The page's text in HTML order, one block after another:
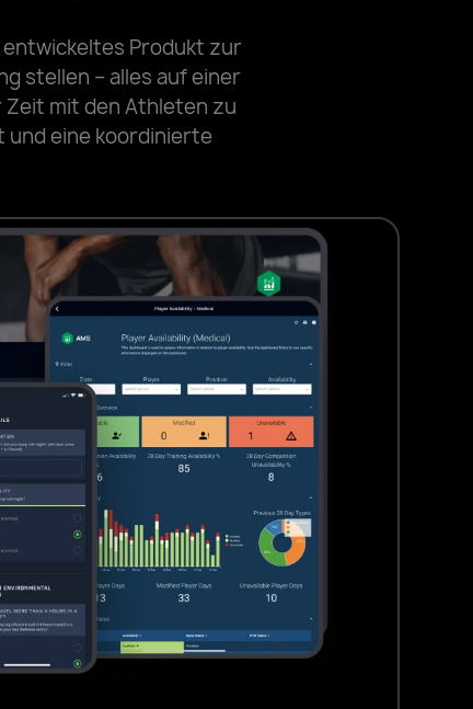
Produkt zur
stellen – alles auf einer
mit den Athleten zu
eine koordinierte